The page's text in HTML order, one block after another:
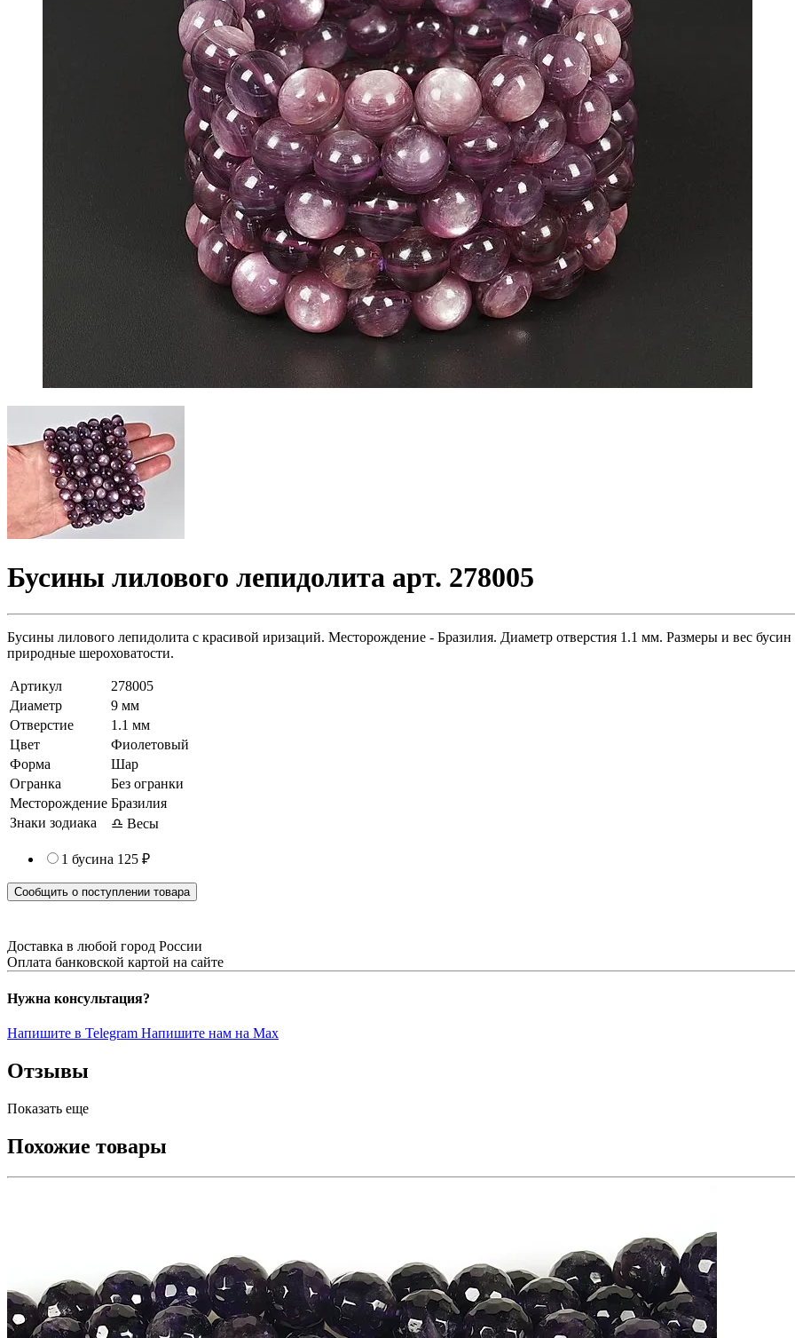
Бусины лилового лепидолита арт. 278005
Бусины лилового лепидолита c красивой иризаций. Месторождение - Бразилия. Диаметр отверстия 1.1 мм. Размеры и вес
природные шероховатости.
Артикул
278005
Диаметр
9 мм
Отверстие
1.1 мм
Цвет
Фиолетовый
Форма
Шар
Огранка
Без огранки
Месторождение Бразилия
Знаки зодиака
♎ Весы
1 бусина 125 ₽
Сообщить о поступлении товара
Доставка в любой город России
Оплата банковской картой на сайте
Нужна консультация?
Напишите в Telegram Напишите нам на Max
Отзывы
Показать еще
Похожие товары